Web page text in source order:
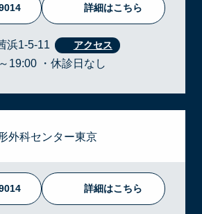
詳細はこちら
浜1-5-11
19:00 ・休診日なし
外科センター東京
詳細はこちら